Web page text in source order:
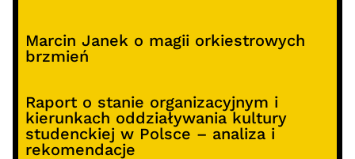
Marcin Janek o magii orkiestrowych
brzmień
Raport o stanie organizacyjnym i
kierunkach oddziaływania kultury
studenckiej w Polsce – analiza i
rekomendacje